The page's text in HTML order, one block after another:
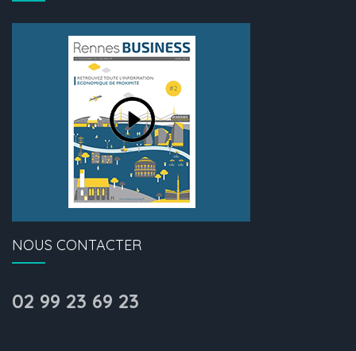
NOUS CONTACTER
02 99 23 69 23